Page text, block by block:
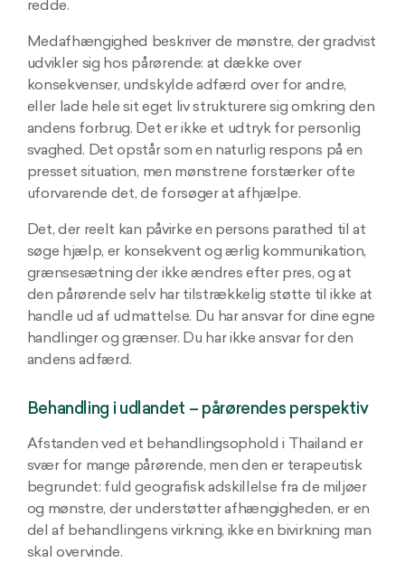
redde.
Medafhængighed beskriver de mønstre, der gradvist
udvikler sig hos pårørende: at dække over
konsekvenser, undskylde adfærd over for andre,
eller lade hele sit eget liv strukturere sig omkring den
andens forbrug. Det er ikke et udtryk for personlig
svaghed. Det opstår som en naturlig respons på en
presset situation, men mønstrene forstærker ofte
uforvarende det, de forsøger at afhjælpe.
Det, der reelt kan påvirke en persons parathed til at
søge hjælp, er konsekvent og ærlig kommunikation,
grænsesætning der ikke ændres efter pres, og at
den pårørende selv har tilstrækkelig støtte til ikke at
handle ud af udmattelse. Du har ansvar for dine egne
handlinger og grænser. Du har ikke ansvar for den
andens adfærd.
Behandling i udlandet – pårørendes perspektiv
Afstanden ved et behandlingsophold i Thailand er
svær for mange pårørende, men den er terapeutisk
begrundet: fuld geografisk adskillelse fra de miljøer
og mønstre, der understøtter afhængigheden, er en
del af behandlingens virkning, ikke en bivirkning man
skal overvinde.